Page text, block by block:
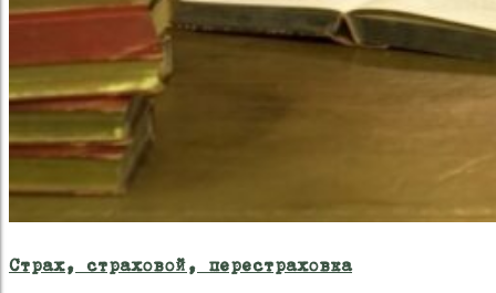
Страх, страховой, перестраховка